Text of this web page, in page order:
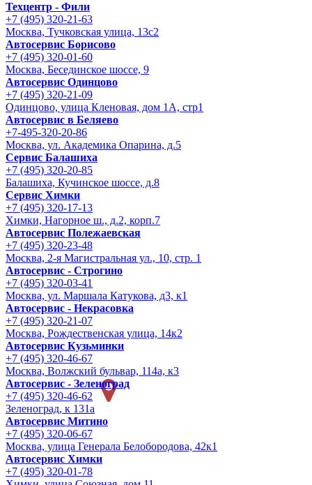
Техцентр - Фили
+7 (495) 320-21-63
Москва, Тучковская улица, 13с2
Автосервис Борисово
+7 (495) 320-01-60
Москва, Бесединское шоссе, 9
Автосервис Одинцово
+7 (495) 320-21-09
Одинцово, улица Кленовая, дом 1А, стр1
Автосервис в Беляево
+7-495-320-20-86
Москва, ул. Академика Опарина, д.5
Сервис Балашиха
+7 (495) 320-20-85
Балашиха, Кучинское шоссе, д.8
Сервис Химки
+7 (495) 320-17-13
Химки, Нагорное ш., д.2, корп.7
Автосервис Полежаевская
+7 (495) 320-23-48
Москва, 2-я Магистральная ул., 10, стр. 1
Автосервис - Строгино
+7 (495) 320-03-41
Москва, ул. Маршала Катукова, д3, к1
Автосервис - Некрасовка
+7 (495) 320-21-07
Москва, Рождественская улица, 14к2
Автосервис Кузьминки
+7 (495) 320-46-67
Москва, Волжский бульвар, 114а, к3
Автосервис - Зеленоград
+7 (495) 320-46-62
Зеленоград, к 131а
Автосервис Митино
+7 (495) 320-06-67
Москва, улица Генерала Белобородова, 42к1
Автосервис Химки
+7 (495) 320-01-78